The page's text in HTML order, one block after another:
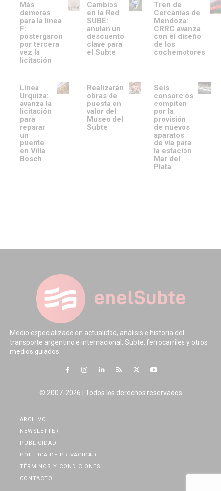
Más
demoras
para la línea
F:
postergaron
por tercera
vez la
licitación
Cambios
en la Red
SUBE:
anulan un
descuento
clave para
el Subte
Tren de
Cercanías de
Mendoza:
CRRC avanza
con el diseño
de los
cochemotores
Línea
Urquiza:
avanza la
licitación
para
reparar
un
puente
en Villa
Bosch
Realizarán
obras de
puesta en
valor del
Museo del
Subte
Seis
consorcios
compiten
por la
provisión
de nuevos
aparatos
de vía para
la estación
Mar del
Plata
Medio especializado en actualidad, análisis e historia del
transporte argentino e internacional. Subte, ferrocarriles y otros
medios guiados.
© 2007-2026 | Todos los derechos reservados
ARCHIVO
NEWSLETTER
PUBLICIDAD
POLÍTICA DE PRIVACIDAD
TÉRMINOS Y CONDICIONES
CONTACTO